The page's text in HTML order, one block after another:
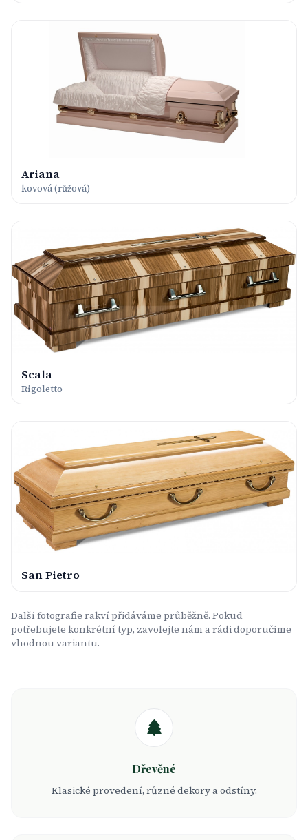
Ariana
kovová (růžová)
Scala
Rigoletto
San Pietro
Další fotografie rakví přidáváme průběžně. Pokud
potřebujete konkrétní typ, zavolejte nám a rádi doporučíme
vhodnou variantu.
Dřevěné
Klasické provedení, různé dekory a odstíny.